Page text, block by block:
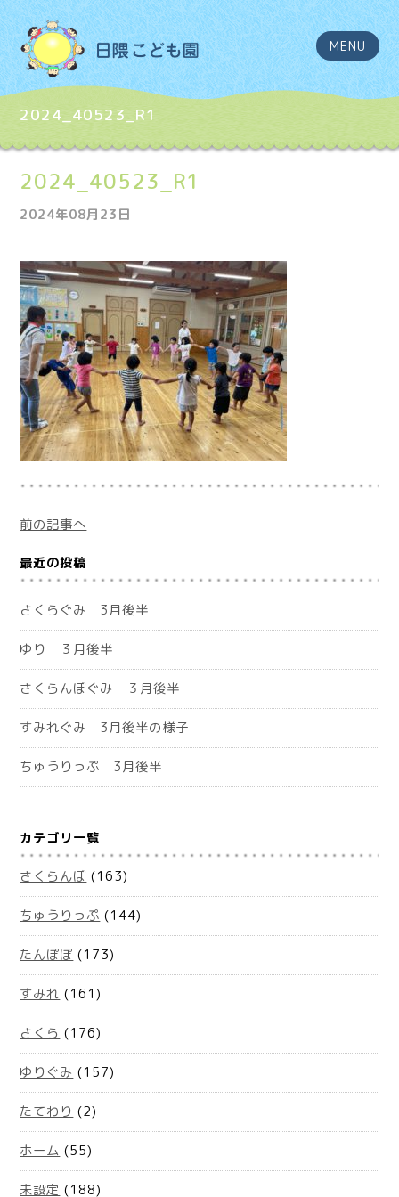
MENU
2024_40523_R1
2024_40523_R1
2024年08月23日
前の記事へ
最近の投稿
さくらぐみ 3月後半
ゆり ３月後半
さくらんぼぐみ ３月後半
すみれぐみ 3月後半の様子
ちゅうりっぷ 3月後半
カテゴリ一覧
さくらんぼ (163)
ちゅうりっぷ (144)
たんぽぽ (173)
すみれ (161)
さくら (176)
ゆりぐみ (157)
たてわり (2)
ホーム (55)
未設定 (188)